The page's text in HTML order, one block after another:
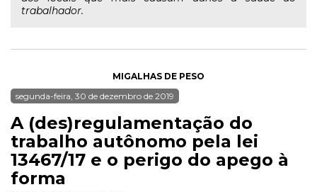
trabalhador.
MIGALHAS DE PESO
segunda-feira, 30 de dezembro de 2019
A (des)regulamentação do
trabalho autônomo pela lei
13467/17 e o perigo do apego à
forma